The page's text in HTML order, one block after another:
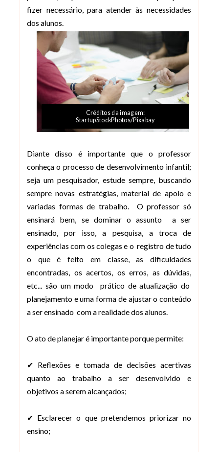
fizer necessário, para atender às necessidades
dos alunos.
Créditos da imagem:
StartupStockPhotos/Pixabay
Diante disso é importante que o professor
conheça o processo de desenvolvimento infantil;
seja um pesquisador, estude sempre, buscando
sempre novas estratégias, material de apoio e
variadas formas de trabalho. O professor só
ensinará bem, se dominar o assunto a ser
ensinado, por isso, a pesquisa, a troca de
experiências com os colegas e o registro de tudo
o que é feito em classe, as dificuldades
encontradas, os acertos, os erros, as dúvidas,
etc... são um modo prático de atualização do
planejamento e uma forma de ajustar o conteúdo
a ser ensinado com a realidade dos alunos.
O ato de planejar é importante porque permite:
✔ Reflexões e tomada de decisões acertivas
quanto ao trabalho a ser desenvolvido e
objetivos a serem alcançados;
✔ Esclarecer o que pretendemos priorizar no
ensino;